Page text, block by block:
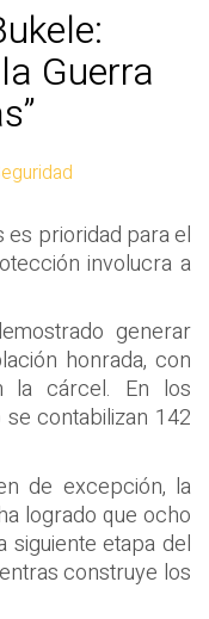
Guerra
es prioridad para el
involucra a
generar
honrada, con
la cárcel. En los
contabilizan 142
de excepción, la
logrado que ocho
siguiente etapa del
construye los